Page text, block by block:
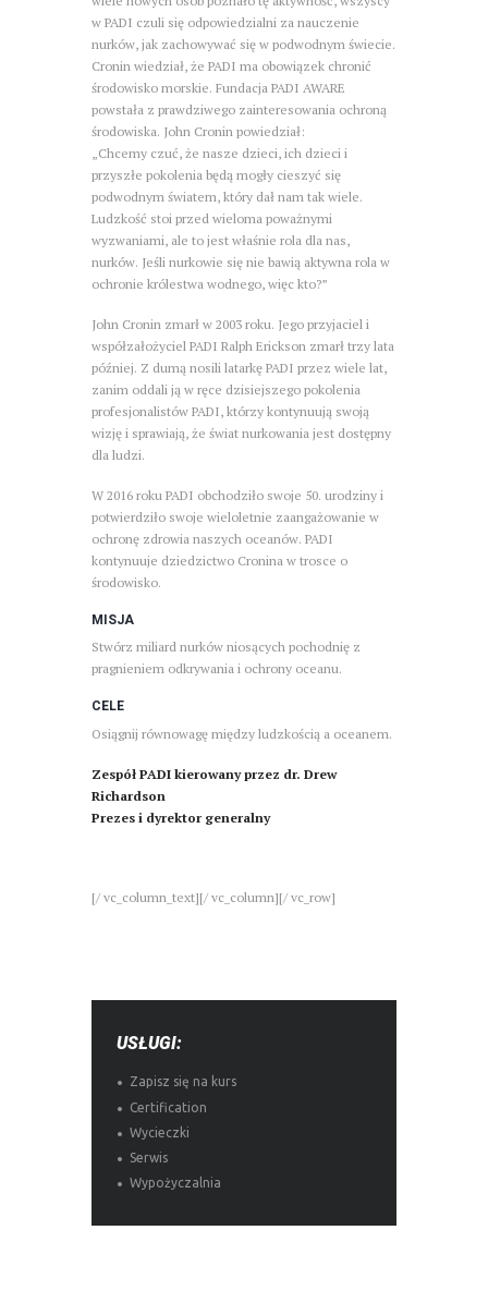
w PADI czuli się odpowiedzialni za nauczenie
nurków, jak zachowywać się w podwodnym świecie.
Cronin wiedział, że PADI ma obowiązek chronić
środowisko morskie. Fundacja PADI AWARE
powstała z prawdziwego zainteresowania ochroną
środowiska. John Cronin powiedział:
„Chcemy czuć, że nasze dzieci, ich dzieci i
przyszłe pokolenia będą mogły cieszyć się
podwodnym światem, który dał nam tak wiele.
Ludzkość stoi przed wieloma poważnymi
wyzwaniami, ale to jest właśnie rola dla nas,
nurków. Jeśli nurkowie się nie bawią aktywna rola w
ochronie królestwa wodnego, więc kto?”
John Cronin zmarł w 2003 roku. Jego przyjaciel i
współzałożyciel PADI Ralph Erickson zmarł trzy lata
później. Z dumą nosili latarkę PADI przez wiele lat,
zanim oddali ją w ręce dzisiejszego pokolenia
profesjonalistów PADI, którzy kontynuują swoją
wizję i sprawiają, że świat nurkowania jest dostępny
dla ludzi.
W 2016 roku PADI obchodziło swoje 50. urodziny i
potwierdziło swoje wieloletnie zaangażowanie w
ochronę zdrowia naszych oceanów. PADI
kontynuuje dziedzictwo Cronina w trosce o
środowisko.
MISJA
Stwórz miliard nurków niosących pochodnię z
pragnieniem odkrywania i ochrony oceanu.
CELE
Osiągnij równowagę między ludzkością a oceanem.
Zespół PADI kierowany przez dr. Drew
Richardson
Prezes i dyrektor generalny
[/ vc_column_text][/ vc_column][/ vc_row]
USŁUGI:
Zapisz się na kurs
Certification
Wycieczki
Serwis
Wypożyczalnia